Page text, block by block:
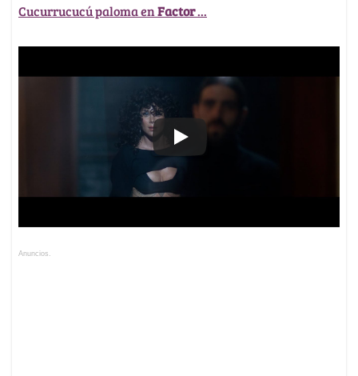
Cucurrucucú paloma enFactor...
Anuncios.